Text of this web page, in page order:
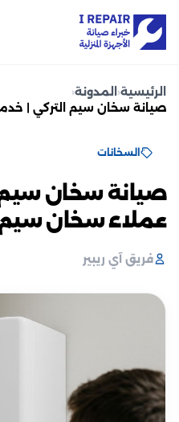
الرئيسية‹ المدونة‹
صيانة سخان سيم التركي | خدمة
السخانات
صيانة سخان سيم
عملاء سخان سيم
فريق آي ريبير